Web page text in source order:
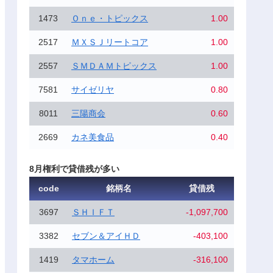
1473 Ｏｎｅ・トピックス 1.00
2517 ＭＸＳＪリートコア 1.00
2557 ＳＭＤＡＭトピックス 1.00
7581 サイゼリヤ 0.80
8011 三陽商会 0.60
2669 カネ美食品 0.40
8月権利で貸借残が多い
code
銘柄名 貸借残
3697 ＳＨＩＦＴ -1,097,700
3382 セブン＆アイＨＤ -403,100
1419 タマホーム -316,100